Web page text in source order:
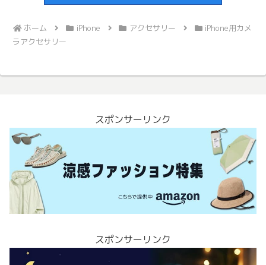
ホーム iPhone アクセサリー
iPhone用カメ
ラアクセサリー
スポンサーリンク
スポンサーリンク